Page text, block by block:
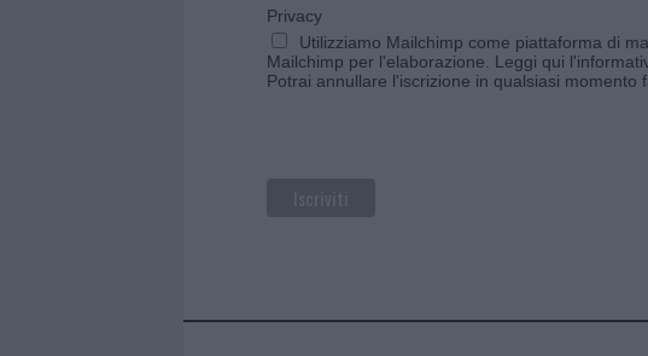
Privacy
Utilizziamo Mailchimp come piattaforma di
Mailchimp per l'elaborazione. Leggi qui
Potrai annullare l'iscrizione in qualsiasi momento